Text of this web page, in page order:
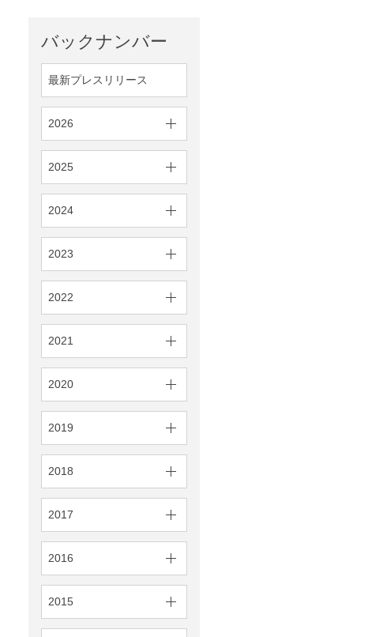
バックナンバー
最新プレスリリース
2026
2025
2024
2023
2022
2021
2020
2019
2018
2017
2016
2015